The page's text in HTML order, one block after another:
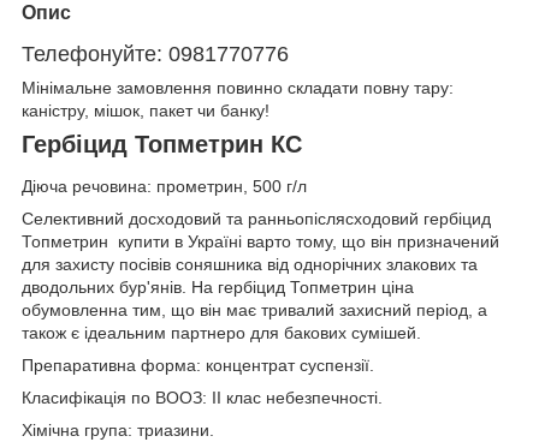
Опис
Телефонуйте: 0981770776
Мінімальне замовлення повинно складати повну тару:
каністру, мішок, пакет чи банку!
Гербіцид Топметрин КС
Діюча речовина: прометрин, 500 г/л
Селективний досходовий та ранньопіслясходовий гербіцид
Топметрин купити в Україні варто тому, що він призначений
для захисту посівів соняшника від однорічних злакових та
дводольних бур'янів. На гербіцид Топметрин ціна
обумовленна тим, що він має тривалий захисний період, а
також є ідеальним партнеро для бакових сумішей.
Препаративна форма: концентрат суспензії.
Класифікація по ВООЗ: ІІ клас небезпечності.
Хімічна група: триазини.